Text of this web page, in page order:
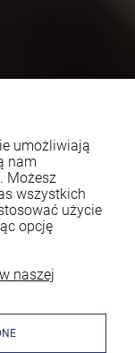
umożliwiają
nam
Możesz
wszystkich
użycie
opcję
naszej